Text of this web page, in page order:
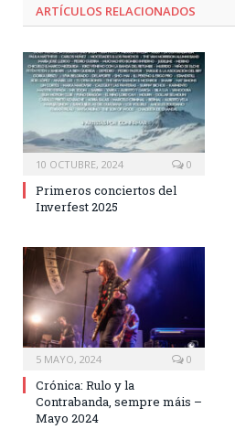
ARTÍCULOS RELACIONADOS
10 OCTUBRE, 2024 0
Primeros conciertos del
Inverfest 2025
5 MAYO, 2024 0
Crónica: Rulo y la
Contrabanda, sempre máis –
Mayo 2024